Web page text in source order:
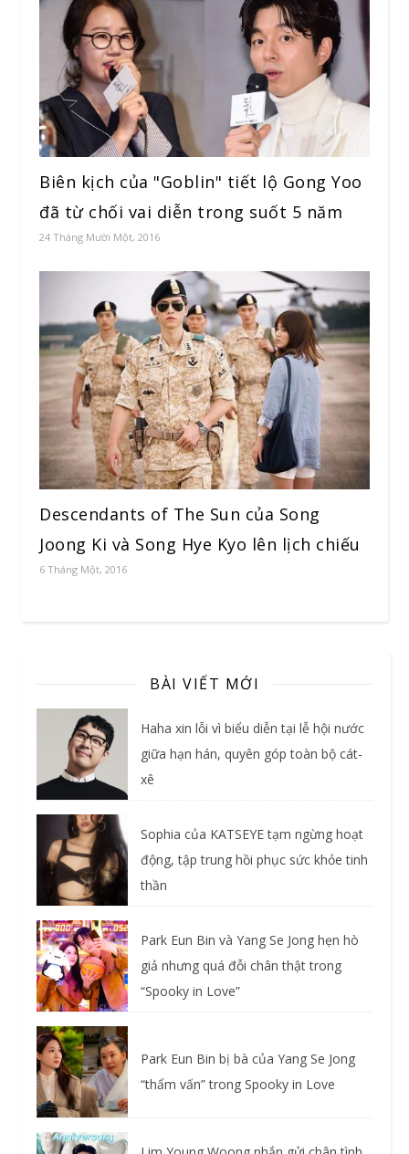
Biên kịch của "Goblin" tiết lộ Gong Yoo
đã từ chối vai diễn trong suốt 5 năm
24 Tháng Mười Một, 2016
Descendants of The Sun của Song
Joong Ki và Song Hye Kyo lên lịch chiếu
6 Tháng Một, 2016
BÀI VIẾT MỚI
Haha xin lỗi vì biểu diễn tại lễ hội nước
giữa hạn hán, quyên góp toàn bộ cát-
xê
Sophia của KATSEYE tạm ngừng hoạt
động, tập trung hồi phục sức khỏe tinh
thần
Park Eun Bin và Yang Se Jong hẹn hò
giả nhưng quá đỗi chân thật trong
“Spooky in Love”
Park Eun Bin bị bà của Yang Se Jong
“thẩm vấn” trong Spooky in Love